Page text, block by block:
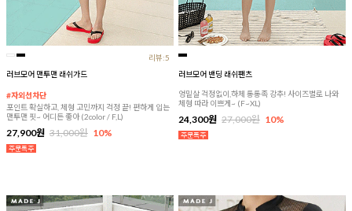
리뷰:5
러브모어 맨투맨 래쉬가드
#자외선차단
포인트 확실하고, 체형 고민까지 걱정 끝! 편하게 입는
맨투맨 핏~ 어디든 좋아 (2color / F,L)
27,900원 31,000원 10%
러브모어 밴딩 래쉬팬츠
엉밑살 걱정없이,하체 통통족 강추! 사이즈별로 나와
체형 따라 이쁘게~ (F~XL)
24,300원 27,000원 10%